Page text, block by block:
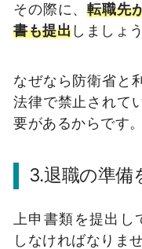
その際に、転職先
書も提出しましょう
なぜなら防衛省と
法律で禁止されて
要があるからです。
3.退職の準備
上申書類を提出し
しなければなりませ